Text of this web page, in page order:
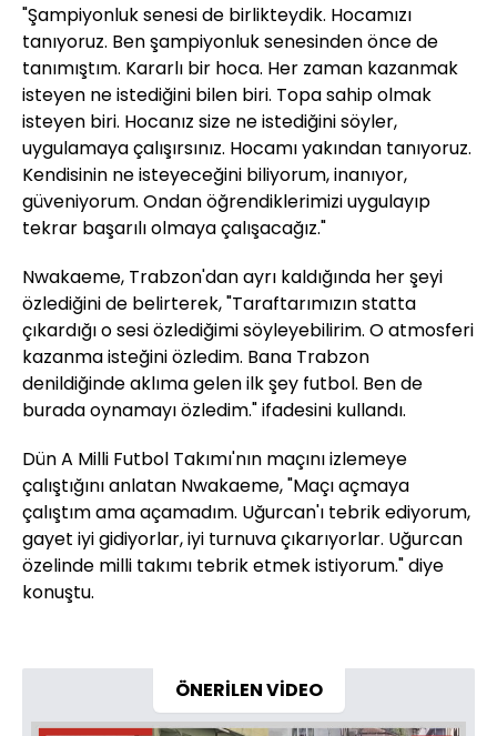
"Şampiyonluk senesi de birlikteydik. Hocamızı
tanıyoruz. Ben şampiyonluk senesinden önce de
tanımıştım. Kararlı bir hoca. Her zaman kazanmak
isteyen ne istediğini bilen biri. Topa sahip olmak
isteyen biri. Hocanız size ne istediğini söyler,
uygulamaya çalışırsınız. Hocamı yakından tanıyoruz.
Kendisinin ne isteyeceğini biliyorum, inanıyor,
güveniyorum. Ondan öğrendiklerimizi uygulayıp
tekrar başarılı olmaya çalışacağız."
Nwakaeme, Trabzon'dan ayrı kaldığında her şeyi
özlediğini de belirterek, "Taraftarımızın statta
çıkardığı o sesi özlediğimi söyleyebilirim. O atmosferi
kazanma isteğini özledim. Bana Trabzon
denildiğinde aklıma gelen ilk şey futbol. Ben de
burada oynamayı özledim." ifadesini kullandı.
Dün A Milli Futbol Takımı'nın maçını izlemeye
çalıştığını anlatan Nwakaeme, "Maçı açmaya
çalıştım ama açamadım. Uğurcan'ı tebrik ediyorum,
gayet iyi gidiyorlar, iyi turnuva çıkarıyorlar. Uğurcan
özelinde milli takımı tebrik etmek istiyorum." diye
konuştu.
ÖNERİLEN VİDEO